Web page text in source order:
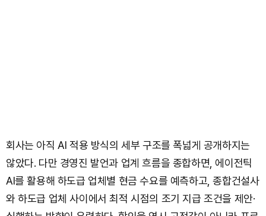
회사는 아직 AI 적용 방식의 세부 구조를 폭넓게 공개하지는
않았다. 다만 경영진 발언과 업계 흐름을 종합하면, 에이전틱
AI를 활용해 하도급 업체별 현금 수요를 예측하고, 종합건설사
와 하도급 업체 사이에서 최적 시점의 조기 지급 조건을 제안·